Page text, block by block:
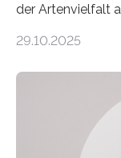
der Artenvielfalt
Beobachtungen
Oldenburg
Ökosystem
verlässlich
„DynaCom“:
29.10.2025